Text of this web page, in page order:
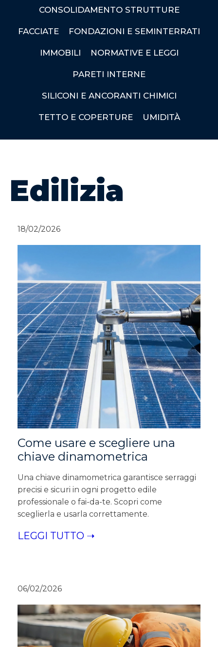
CONSOLIDAMENTO STRUTTURE
FACCIATE FONDAZIONI E SEMINTERRATI
IMMOBILI NORMATIVE E LEGGI
PARETI INTERNE
SILICONI E ANCORANTI CHIMICI
TETTO E COPERTURE UMIDITÀ
Edilizia
18/02/2026
Come usare e scegliere una
chiave dinamometrica
Una chiave dinamometrica garantisce serraggi
precisi e sicuri in ogni progetto edile
professionale o fai-da-te. Scopri come
sceglierla e usarla correttamente.
LEGGI TUTTO ➝
06/02/2026